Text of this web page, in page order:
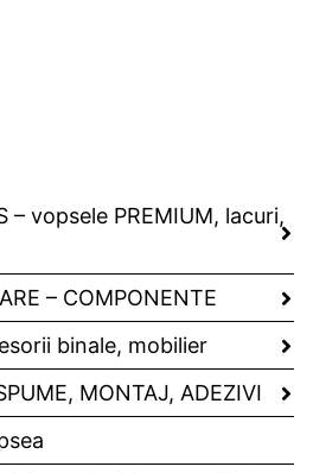
– vopsele PREMIUM, lacuri,
– COMPONENTE
binale, mobilier
MONTAJ, ADEZIVI